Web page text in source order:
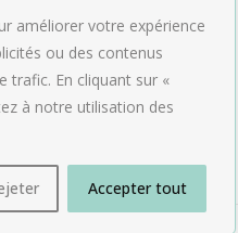
améliorer votre expérience
ou des contenus
trafic. En cliquant sur «
à notre utilisation des
Accepter tout